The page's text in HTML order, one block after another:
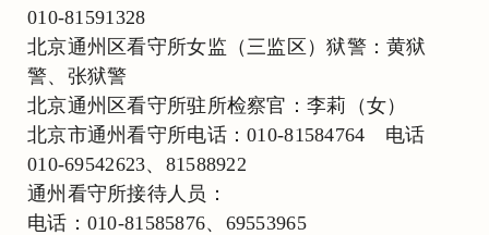
010-81591328
北京通州区看守所女监（三监区）狱警：黄狱
警、张狱警
北京通州区看守所驻所检察官：李莉（女）
北京市通州看守所电话：010-81584764 电话
010-69542623、81588922
通州看守所接待人员：
电话：010-81585876、69553965